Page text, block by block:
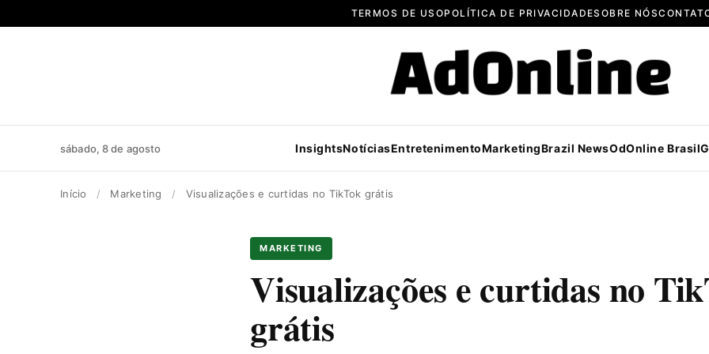
para
TERMOS DE USOPOLÍTICA DE PRIVACIDADESOBRE NÓS
sábado, 8 de agosto InsightsNotíciasEntretenimentoMarketingBrazil NewsOdOnline Brasil
Início / Marketing / Visualizações e curtidas no TikTok grátis
MARKETING
Visualizações e curtidas no
grátis